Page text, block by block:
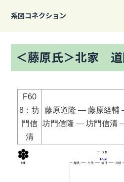
系図コネクション
＜藤原氏＞北家
F60
8：坊
門信
清
藤原道隆 ― 藤原経
坊門信隆 ― 坊門信清